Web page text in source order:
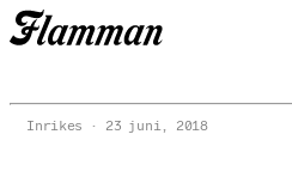
Inrikes 23 juni, 2018